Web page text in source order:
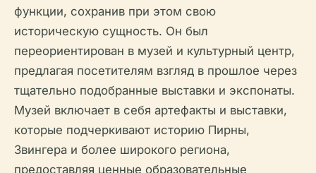
функции, сохранив при этом свою
историческую сущность. Он был
переориентирован в музей и культурный центр,
предлагая посетителям взгляд в прошлое через
тщательно подобранные выставки и экспонаты.
Музей включает в себя артефакты и выставки,
которые подчеркивают историю Пирны,
Звингера и более широкого региона,
предоставляя ценные образовательные